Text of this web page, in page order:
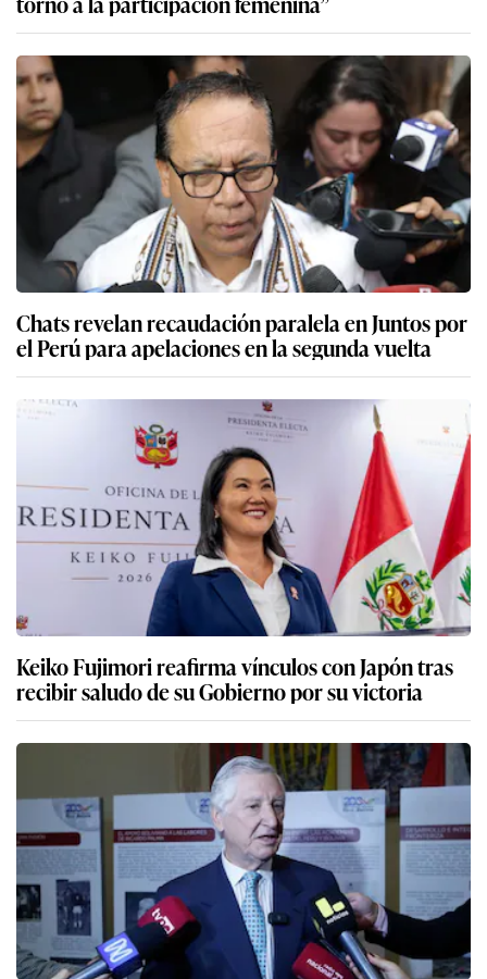
Chats revelan recaudación paralela en Juntos por
el Perú para apelaciones en la segunda vuelta
Keiko Fujimori reafirma vínculos con Japón tras
recibir saludo de su Gobierno por su victoria